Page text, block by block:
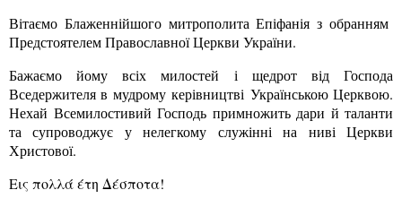
Вітаємо Блаженнійшого митрополита Епіфанія з обранням
Предстоятелем Православної Церкви України.
Бажаємо йому всіх милостей і щедрот від Господа
Вседержителя в мудрому керівництві Українською Церквою.
Нехай Всемилостивий Господь примножить дари й таланти
та супроводжує у нелегкому служінні на ниві Церкви
Христової.
Εις πολλά έτη Δέσποτα!